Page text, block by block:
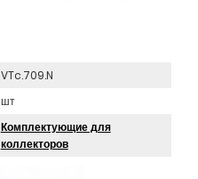
VTc.709.N
шт
Комплектующие для
коллекторов